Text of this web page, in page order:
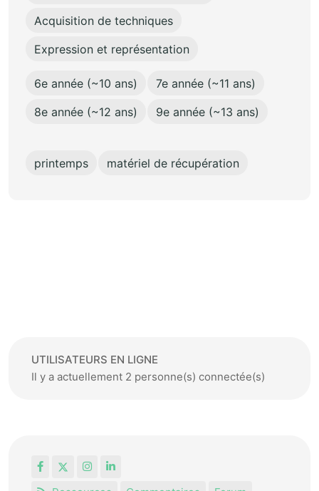
Acquisition de techniques
Expression et représentation
6e année (~10 ans)
7e année (~11 ans)
8e année (~12 ans)
9e année (~13 ans)
printemps matériel de récupération
UTILISATEURS EN LIGNE
Il y a actuellement 2 personne(s) connectée(s)
FacebookInstagram
LinkedIn